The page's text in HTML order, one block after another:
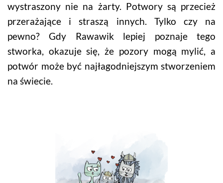
wystraszony nie na żarty. Potwory są przecież
przerażające i straszą innych. Tylko czy na
pewno? Gdy Rawawik lepiej poznaje tego
stworka, okazuje się, że pozory mogą mylić, a
potwór może być najłagodniejszym stworzeniem
na świecie.